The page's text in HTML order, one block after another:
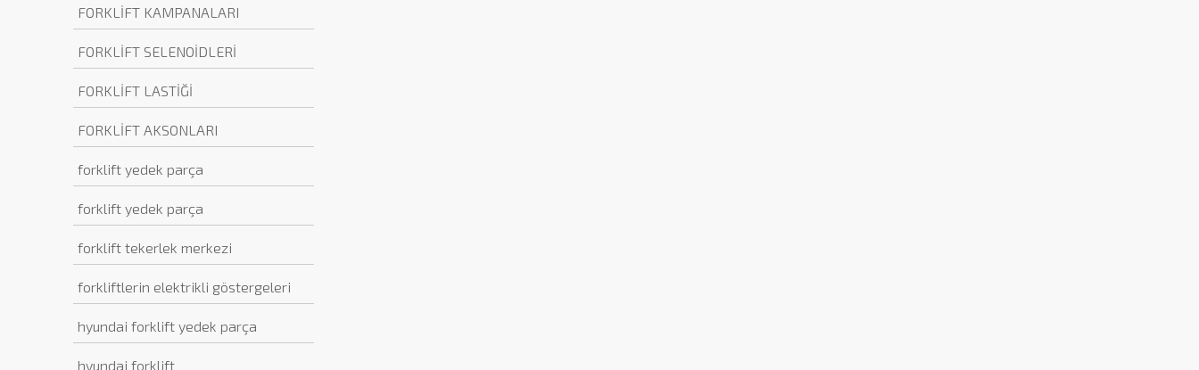
FORKLİFT KAMPANALARI
FORKLİFT SELENOİDLERİ
FORKLİFT LASTİĞİ
FORKLİFT AKSONLARI
forklift yedek parça
forklift yedek parça
forklift tekerlek merkezi
forkliftlerin elektrikli göstergeleri
hyundai forklift yedek parça
hyundai forklift